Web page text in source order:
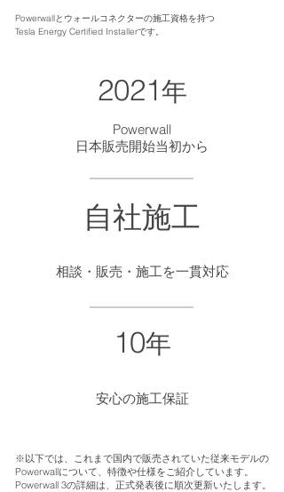
Powerwallとウォールコネクターの施工資格を持つ
Tesla Energy Certified Installerです。
​2021年
Powerwall
日本販売開始当初から
自社施工
相談・販売・施工を一貫対応
10年
安心の施工保証
※以下では、これまで国内で販売されていた従来モデルの
Powerwallについて、特徴や仕様をご紹介しています。
Powerwall 3の詳細は、正式発表後に順次更新いたします。